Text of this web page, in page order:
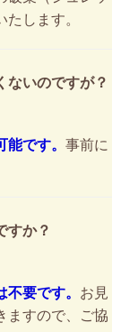
します。
ないのですが？
です。 事前に
すか？
要です。 お見
ますので、ご協